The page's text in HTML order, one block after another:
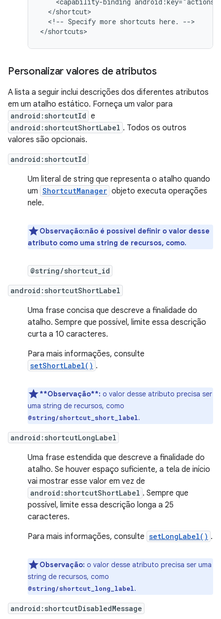
<!-- Specify more shortcuts here.
-->
Personalizar valores de atributos
A lista a seguir inclui descrições dos diferentes atributos
em um atalho estático. Forneça um valor para
android:shortcutId e
android:shortcutShortLabel . Todos os outros
valores são opcionais.
android:shortcutId
Um literal de string que representa o atalho quando
um ShortcutManager objeto executa operações
nele.
Observação:não é possível definir o valor desse
atributo como uma string de recursos, como.
@string/shortcut_id
android:shortcutShortLabel
Uma frase concisa que descreve a finalidade do
atalho. Sempre que possível, limite essa descrição
curta a 10 caracteres.
Para mais informações, consulte
setShortLabel() .
**Observação**: o valor desse atributo precisa ser
uma string de recursos, como
@string/shortcut_short_label.
android:shortcutLongLabel
Uma frase estendida que descreve a finalidade do
atalho. Se houver espaço suficiente, a tela de início
vai mostrar esse valor em vez de
android:shortcutShortLabel . Sempre que
possível, limite essa descrição longa a 25
caracteres.
Para mais informações, consulte setLongLabel() .
Observação: o valor desse atributo precisa ser uma
string de recursos, como
@string/shortcut_long_label.
android:shortcutDisabledMessage